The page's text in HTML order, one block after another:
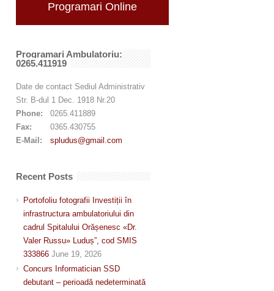
Programari Online
Programari Ambulatoriu:
0265.411919
Date de contact Sediul Administrativ
Str. B-dul 1 Dec. 1918 Nr.20
Phone:
0265.411889
Fax:
0365.430755
E-Mail:
spludus@gmail.com
Recent Posts
Portofoliu fotografii Investiții în
infrastructura ambulatoriului din
cadrul Spitalului Orășenesc «Dr.
Valer Russu» Luduș”, cod SMIS
333866 June 19, 2026
Concurs Informatician SSD
debutant – perioadă nedeterminată